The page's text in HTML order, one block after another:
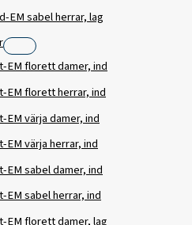
EM sabel herrar, lag
EM florett damer, ind
EM florett herrar, ind
EM värja damer, ind
EM värja herrar, ind
EM sabel damer, ind
EM sabel herrar, ind
EM florett damer, lag